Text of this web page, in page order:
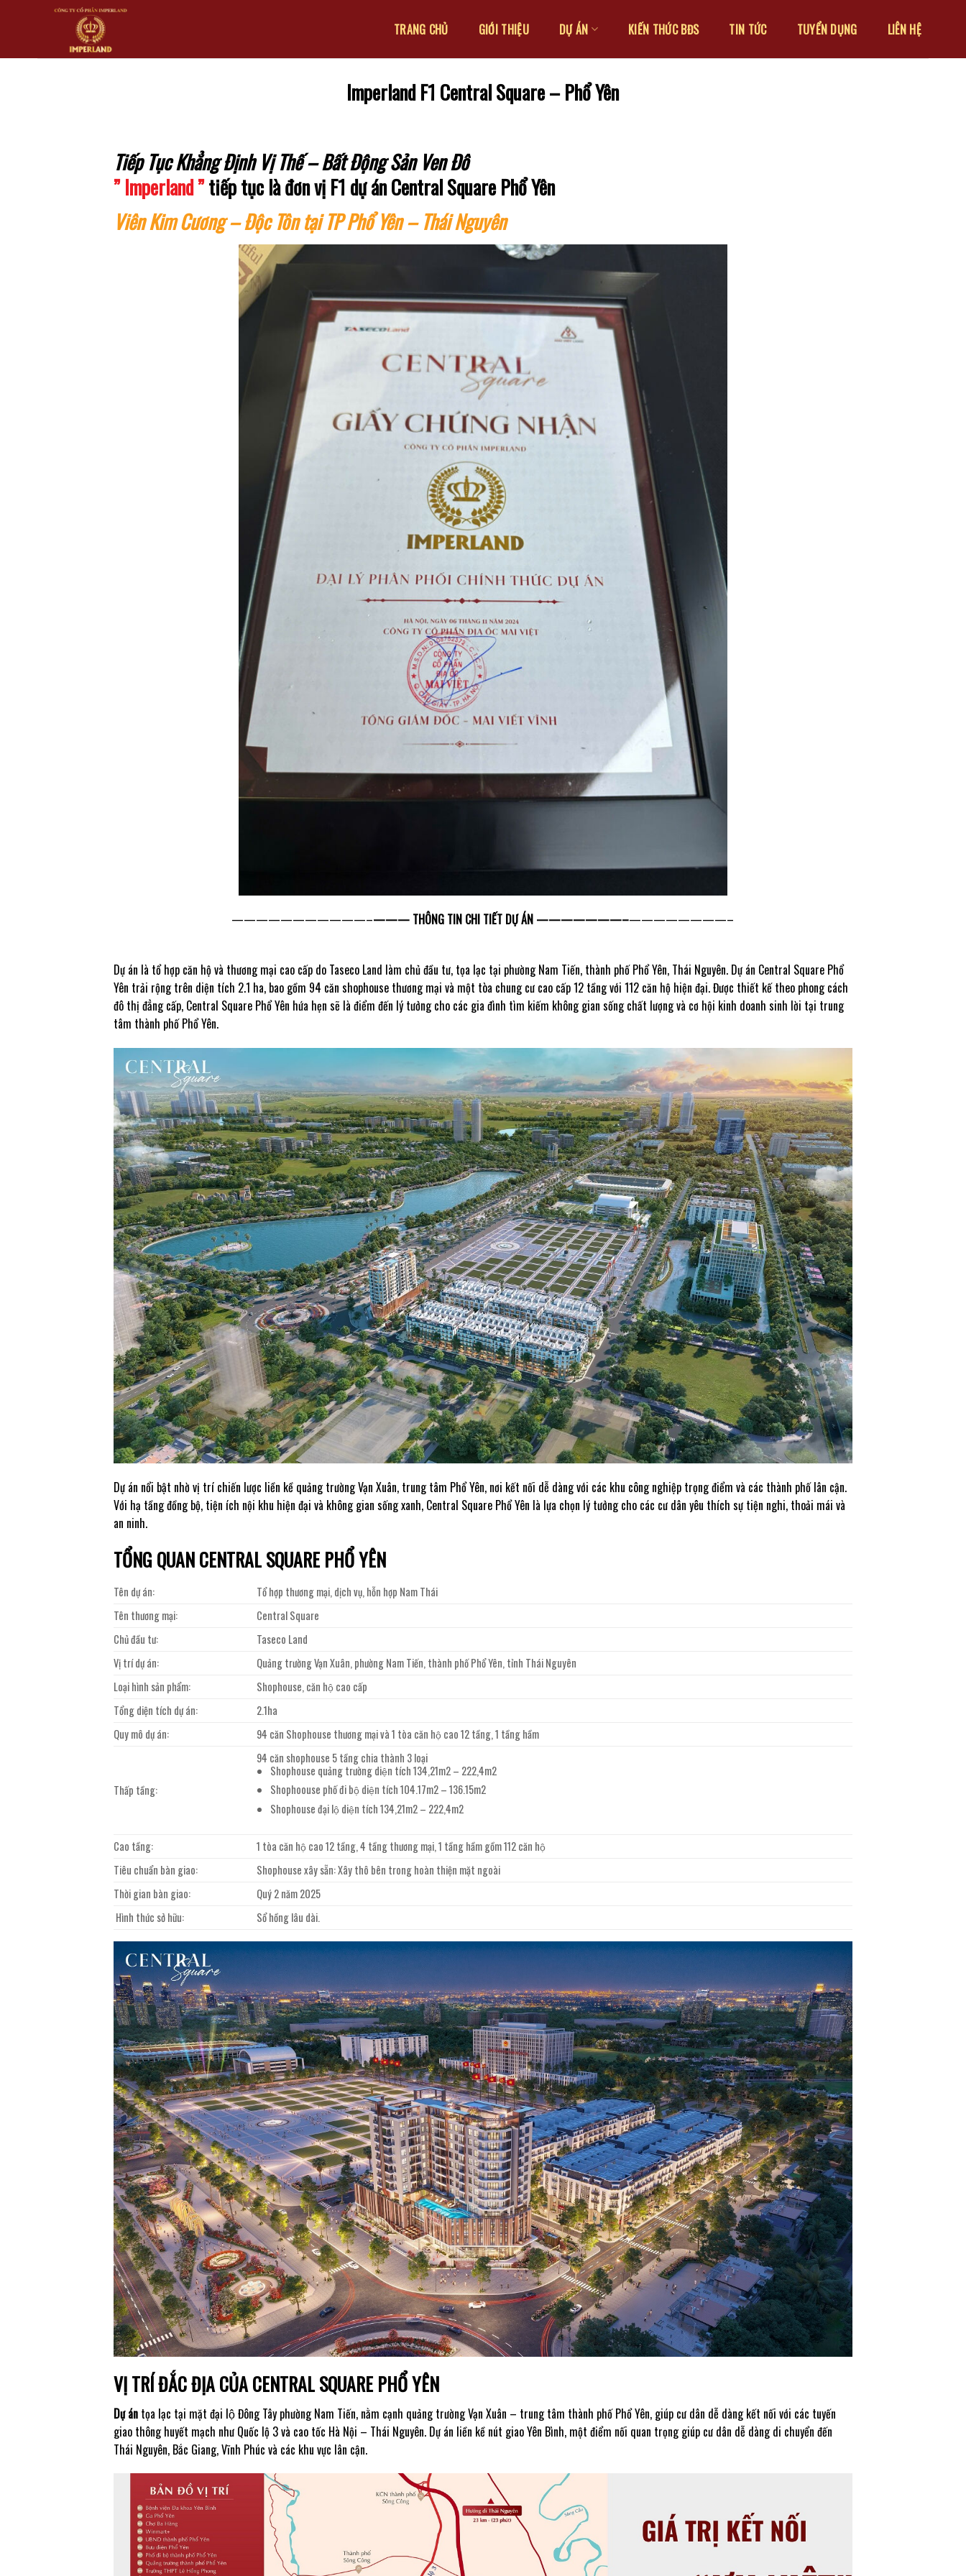
TRANG CHỦ GIỚI THIỆU DỰ ÁN KIẾN THỨC BĐS TIN TỨC TUYỂN DỤNG LIÊN HỆ
Imperland F1 Central Square – Phổ Yên
Tiếp Tục Khẳng Định Vị Thế – Bất Động Sản Ven Đô
” Imperland ”tiếp tục là đơn vị F1 dự án Central Square Phổ Yên
Viên Kim Cương – Độc Tôn tại TP Phổ Yên – Thái Nguyên
———————————–——— THÔNG TIN CHI TIẾT DỰ ÁN ———————–————————–
Dự án là tổ hợp căn hộ và thương mại cao cấp do Taseco Land làm chủ đầu tư, tọa lạc tại phường Nam Tiến, thành phố Phổ Yên, Thái Nguyên. Dự án Central Square Phổ
Yên trải rộng trên diện tích 2.1 ha, bao gồm 94 căn shophouse thương mại và một tòa chung cư cao cấp 12 tầng với 112 căn hộ hiện đại. Được thiết kế theo phong cách
đô thị đẳng cấp, Central Square Phổ Yên hứa hẹn sẽ là điểm đến lý tưởng cho các gia đình tìm kiếm không gian sống chất lượng và cơ hội kinh doanh sinh lời tại trung
tâm thành phố Phổ Yên.
Dự án nổi bật nhờ vị trí chiến lược liền kề quảng trường Vạn Xuân, trung tâm Phổ Yên, nơi kết nối dễ dàng với các khu công nghiệp trọng điểm và các thành phố lân cận.
Với hạ tầng đồng bộ, tiện ích nội khu hiện đại và không gian sống xanh, Central Square Phổ Yên là lựa chọn lý tưởng cho các cư dân yêu thích sự tiện nghi, thoải mái và
an ninh.
TỔNG QUAN CENTRAL SQUARE PHỔ YÊN
Tên dự án:
Tổ hợp thương mại, dịch vụ, hỗn hợp Nam Thái
Tên thương mại:
Central Square
Chủ đầu tư:
Taseco Land
Vị trí dự án:
Quảng trường Vạn Xuân, phường Nam Tiến, thành phố Phổ Yên, tỉnh Thái Nguyên
Loại hình sản phẩm:
Shophouse, căn hộ cao cấp
Tổng diện tích dự án:
2.1ha
Quy mô dự án:
94 căn Shophouse thương mại và 1 tòa căn hộ cao 12 tầng, 1 tầng hầm
Thấp tầng:
94 căn shophouse 5 tầng chia thành 3 loại
Shophouse quảng trường diện tích 134,21m2 – 222,4m2
Shophoouse phố đi bộ diện tích 104.17m2 – 136.15m2
Shophouse đại lộ diện tích 134,21m2 – 222,4m2
Cao tầng:
1 tòa căn hộ cao 12 tầng, 4 tầng thương mại, 1 tầng hầm gồm 112 căn hộ
Tiêu chuẩn bàn giao:
Shophouse xây sẵn: Xây thô bên trong hoàn thiện mặt ngoài
Thời gian bàn giao:
Quý 2 năm 2025
Hình thức sở hữu:
Sổ hồng lâu dài.
VỊ TRÍ ĐẮC ĐỊA CỦA CENTRAL SQUARE PHỔ YÊN
Dự án tọa lạc tại mặt đại lộ Đông Tây phường Nam Tiến, nằm cạnh quảng trường Vạn Xuân – trung tâm thành phố Phổ Yên, giúp cư dân dễ dàng kết nối với các tuyến
giao thông huyết mạch như Quốc lộ 3 và cao tốc Hà Nội – Thái Nguyên. Dự án liền kề nút giao Yên Bình, một điểm nối quan trọng giúp cư dân dễ dàng di chuyển đến
Thái Nguyên, Bắc Giang, Vĩnh Phúc và các khu vực lân cận.